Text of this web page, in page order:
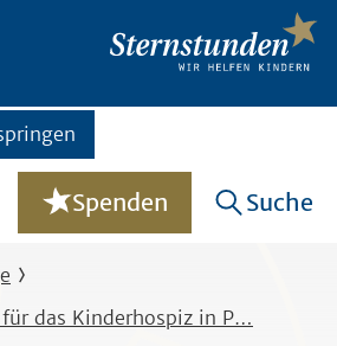
Spenden Suche
das Kinderhospiz in P…